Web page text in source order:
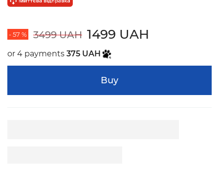
- 57 % 3499 UAH 1499 UAH
or 4 payments 375 UAH
Buy